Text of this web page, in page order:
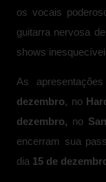
os vocais
guitarra nervosa de
shows
As
dezembro, no
dezembro, no
encerram sua
dia 15 de